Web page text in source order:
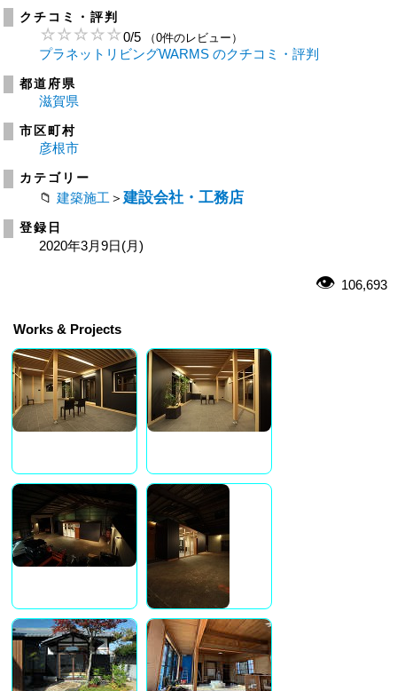
クチコミ・評判
0/5 （0件のレビュー）
プラネットリビングWARMS のクチコミ・評判
都道府県
滋賀県
市区町村
彦根市
カテゴリー
建築施工 ＞ 建設会社・工務店
登録日
2020年3月9日(月)
106,693
Works & Projects